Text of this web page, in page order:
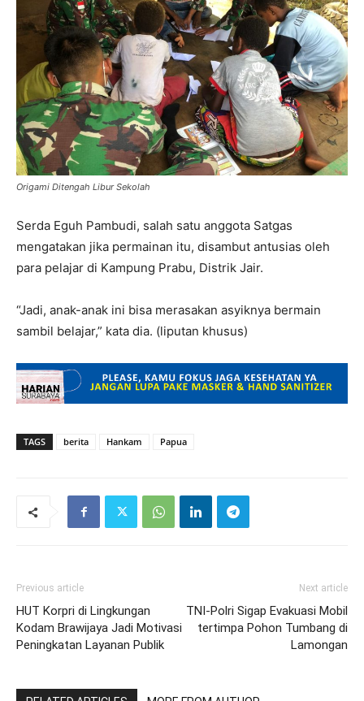
Origami Ditengah Libur Sekolah
Serda Eguh Pambudi, salah satu anggota Satgas
mengatakan jika permainan itu, disambut antusias oleh
para pelajar di Kampung Prabu, Distrik Jair.
“Jadi, anak-anak ini bisa merasakan asyiknya bermain
sambil belajar,” kata dia. (liputan khusus)
TAGS berita Hankam Papua
Previous article
HUT Korpri di Lingkungan
Kodam Brawijaya Jadi Motivasi
Peningkatan Layanan Publik
Next article
TNI-Polri Sigap Evakuasi Mobil
tertimpa Pohon Tumbang di
Lamongan